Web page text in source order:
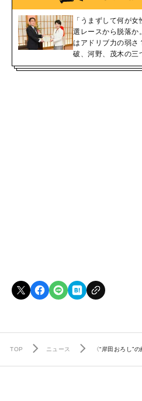
「うまずして何が
選レースから脱落か
はアドリブ力の弱さ
破、河野、茂木の三
TOP ニュース 〈“岸田おろし”